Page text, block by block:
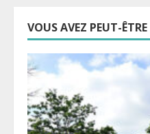
VOUS AVEZ PEUT-